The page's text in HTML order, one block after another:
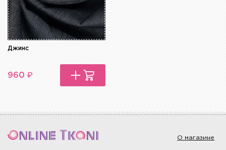
Джинс
960 ₽
О магазине